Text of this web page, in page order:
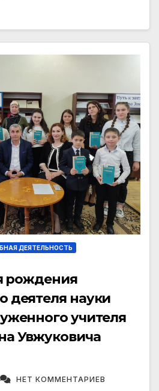
ДЕЯТЕЛЬНОСТЬ
рождения
деятеля науки
учителя
Увжуковича
НЕТ КОММЕНТАРИЕВ